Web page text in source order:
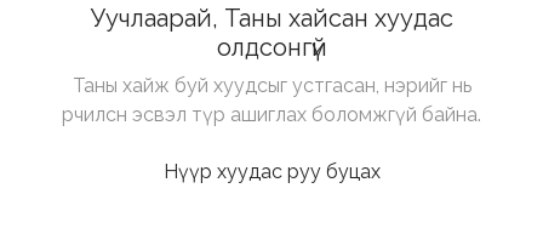
Уучлаарай, Таны хайсан хуудас
олдсонгүй
Таны хайж буй хуудсыг устгасан, нэрийг нь
өөрчилсөн эсвэл түр ашиглах боломжгүй байна.
Нүүр хуудас руу буцах